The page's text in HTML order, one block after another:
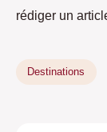
rédiger un
Destinations